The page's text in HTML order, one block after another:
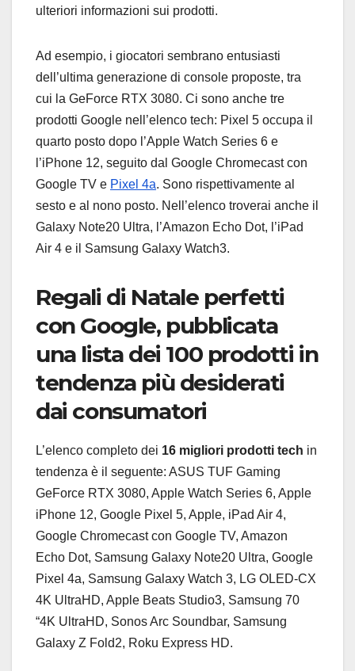
ulteriori informazioni sui prodotti.
Ad esempio, i giocatori sembrano entusiasti
dell’ultima generazione di console proposte, tra
cui la GeForce RTX 3080. Ci sono anche tre
prodotti Google nell’elenco tech: Pixel 5 occupa il
quarto posto dopo l’Apple Watch Series 6 e
l’iPhone 12, seguito dal Google Chromecast con
Google TV e Pixel 4a. Sono ​​rispettivamente al
sesto e al nono posto. Nell’elenco troverai anche il
Galaxy Note20 Ultra, l’Amazon Echo Dot, l’iPad
Air 4 e il Samsung Galaxy Watch3.
Regali di Natale perfetti
con Google, pubblicata
una lista dei 100 prodotti in
tendenza più desiderati
dai consumatori
L’elenco completo dei 16 migliori prodotti tech in
tendenza è il seguente: ASUS TUF Gaming
GeForce RTX 3080, Apple Watch Series 6, Apple
iPhone 12, Google Pixel 5, Apple, iPad Air 4,
Google Chromecast con Google TV, Amazon
Echo Dot, Samsung Galaxy Note20 Ultra, Google
Pixel 4a, Samsung Galaxy Watch 3, LG OLED-CX
4K UltraHD, Apple Beats Studio3, Samsung 70
“4K UltraHD, Sonos Arc Soundbar, Samsung
Galaxy Z Fold2, Roku Express HD.